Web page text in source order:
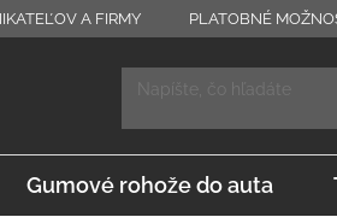
A FIRMY PLATOBNÉ
Gumové rohože do auta